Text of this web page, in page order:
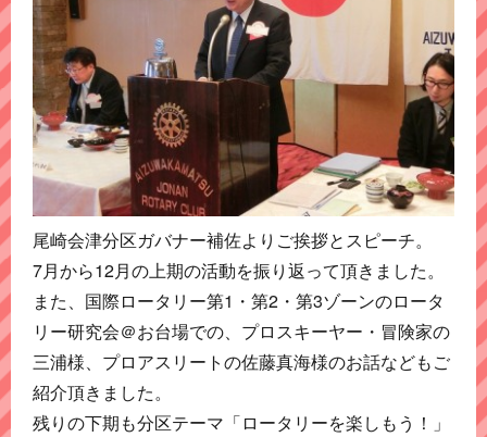
尾崎会津分区ガバナー補佐よりご挨拶とスピーチ。
7月から12月の上期の活動を振り返って頂きました。
また、国際ロータリー第1・第2・第3ゾーンのロータ
リー研究会＠お台場での、プロスキーヤー・冒険家の
三浦様、プロアスリートの佐藤真海様のお話などもご
紹介頂きました。
残りの下期も分区テーマ「ロータリーを楽しもう！」